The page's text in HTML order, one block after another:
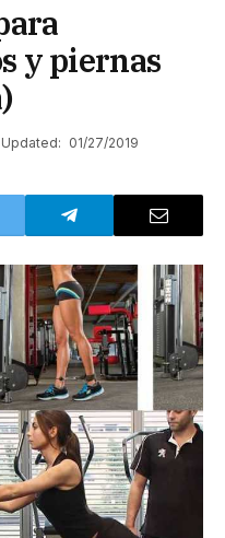
y piernas
Updated: 01/27/2019